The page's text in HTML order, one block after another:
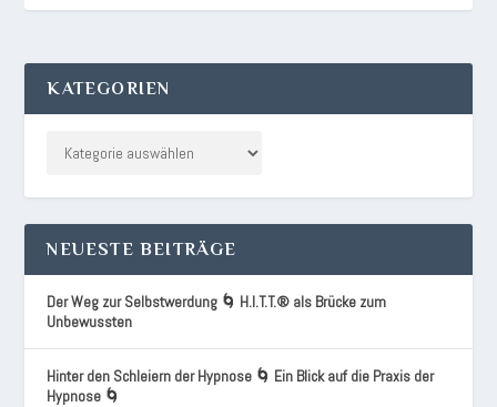
KATEGORIEN
NEUESTE BEITRÄGE
Der Weg zur Selbstwerdung 🌀 H.I.T.T.® als Brücke zum
Unbewussten
Hinter den Schleiern der Hypnose 🌀 Ein Blick auf die Praxis der
Hypnose 🌀